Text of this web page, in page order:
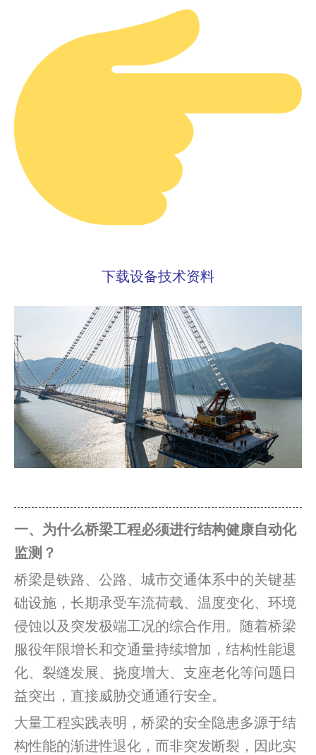
下载设备技术资料
一、为什么桥梁工程必须进行结构健康自动化
监测？
桥梁是铁路、公路、城市交通体系中的关键基
础设施，长期承受车流荷载、温度变化、环境
侵蚀以及突发极端工况的综合作用。随着桥梁
服役年限增长和交通量持续增加，结构性能退
化、裂缝发展、挠度增大、支座老化等问题日
益突出，直接威胁交通通行安全。
大量工程实践表明，桥梁的安全隐患多源于结
构性能的渐进性退化，而非突发断裂，因此实